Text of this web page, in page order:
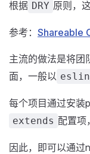
根据 DRY 原则，
参考： Shareable
主流的做法是将团
面，一般以
每个项目通过安装
extends 配置项
因此，即可以通过